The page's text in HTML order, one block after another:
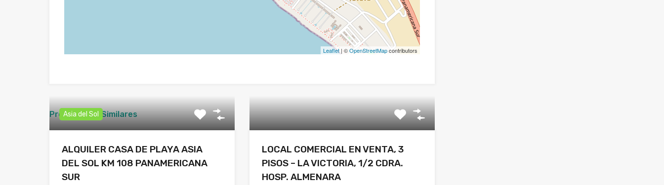
Leaflet| ©OpenStreetMapcontributors
Propiedades Similares
Asia del Sol
ALQUILER CASA DE PLAYA ASIA
DEL SOL KM 108 PANAMERICANA
SUR
LOCAL COMERCIAL EN VENTA, 3
PISOS – LA VICTORIA, 1/2 CDRA.
HOSP. ALMENARA